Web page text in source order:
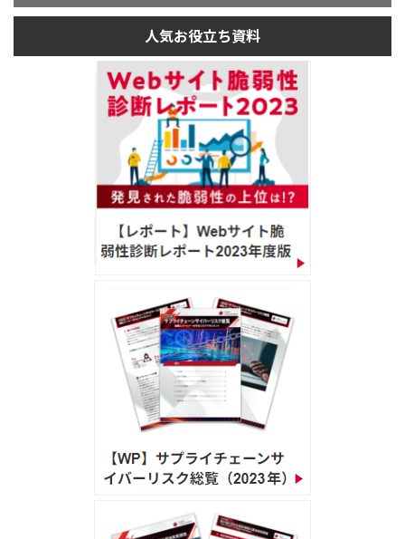
人気お役立ち資料